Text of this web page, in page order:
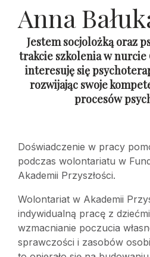
Anna
Jestem socjolożką oraz
trakcie szkolenia w
interesuję się
rozwijając swoje
procesów
Doświadczenie w pracy
podczas wolontariatu w
Akademii Przyszłości.
Wolontariat w Akademii
indywidualną pracę z
wzmacnianie poczucia
sprawczości i zasobów